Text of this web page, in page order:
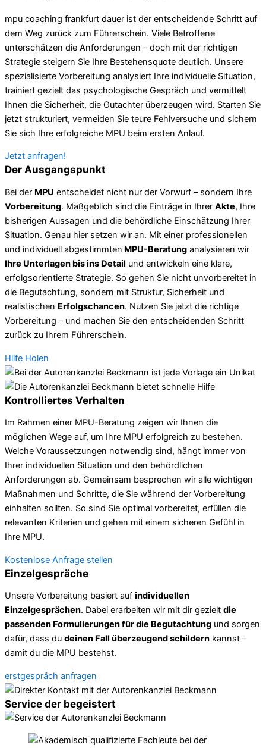
mpu coaching frankfurt dauer ist der entscheidende Schritt auf
dem Weg zurück zum Führerschein. Viele Betroffene
unterschätzen die Anforderungen – doch mit der richtigen
Strategie steigern Sie Ihre Bestehensquote deutlich. Unsere
spezialisierte Vorbereitung analysiert Ihre individuelle Situation,
trainiert gezielt das psychologische Gespräch und vermittelt
Ihnen die Sicherheit, die Gutachter überzeugen wird. Starten Sie
jetzt strukturiert, vermeiden Sie teure Fehlversuche und sichern
Sie sich Ihre erfolgreiche MPU beim ersten Anlauf.
Jetzt anfragen!
Der Ausgangspunkt
Bei der MPU entscheidet nicht nur der Vorwurf – sondern Ihre
Vorbereitung. Maßgeblich sind die Einträge in Ihrer Akte, Ihre
bisherigen Aussagen und die behördliche Einschätzung Ihrer
Situation. Genau hier setzen wir an. Mit einer professionellen
und individuell abgestimmten MPU-Beratung analysieren wir
Ihre Unterlagen bis ins Detail und entwickeln eine klare,
erfolgsorientierte Strategie. So gehen Sie nicht unvorbereitet in
die Begutachtung, sondern mit Struktur, Sicherheit und
realistischen Erfolgschancen. Nutzen Sie jetzt die richtige
Vorbereitung – und machen Sie den entscheidenden Schritt
zurück zu Ihrem Führerschein.
Hilfe Holen
Kontrolliertes Verhalten
Im Rahmen einer MPU-Beratung zeigen wir Ihnen die
möglichen Wege auf, um Ihre MPU erfolgreich zu bestehen.
Welche Voraussetzungen notwendig sind, hängt immer von
Ihrer individuellen Situation und den behördlichen
Anforderungen ab. Gemeinsam besprechen wir alle wichtigen
Maßnahmen und Schritte, die Sie während der Vorbereitung
einhalten sollten. So sind Sie optimal vorbereitet, erfüllen die
relevanten Kriterien und gehen mit einem sicheren Gefühl in
Ihre MPU.
Kostenlose Anfrage stellen
Einzelgespräche
Unsere Vorbereitung basiert auf individuellen
Einzelgesprächen. Dabei erarbeiten wir mit dir gezielt die
passenden Formulierungen für die Begutachtung und sorgen
dafür, dass du deinen Fall überzeugend schildern kannst –
damit du die MPU bestehst.
erstgespräch anfragen
Service der begeistert